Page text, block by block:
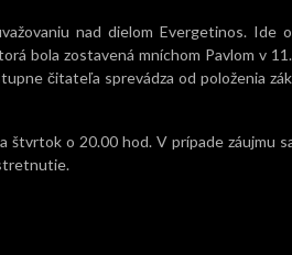
nad dielom Evergetinos. Ide
bola zostavená mníchom Pavlom v
čitateľa sprevádza od položenia
štvrtok o 20.00 hod. V prípade záujmu